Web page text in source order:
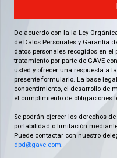
De acuerdo con la la Ley
de Datos Personales y Garantía
datos personales recogidos en
tratamiento por parte de GAVE
usted y ofrecer una respuesta a
presente formulario. La base
consentimiento, el desarrollo de
el cumplimiento de obligaciones
Se podrán ejercer los derechos
portabilidad o limitación
Puede contactar con nuestro
dpd@gave.com.